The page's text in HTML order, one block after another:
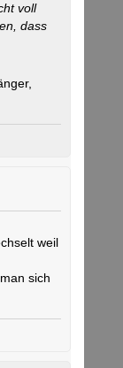
voll
dass
weil
sich